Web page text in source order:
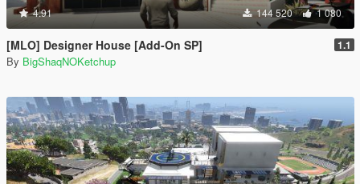
4.91 144 520 1 080
[MLO] Designer House [Add-On SP] 1.1
By BigShaqNOKetchup